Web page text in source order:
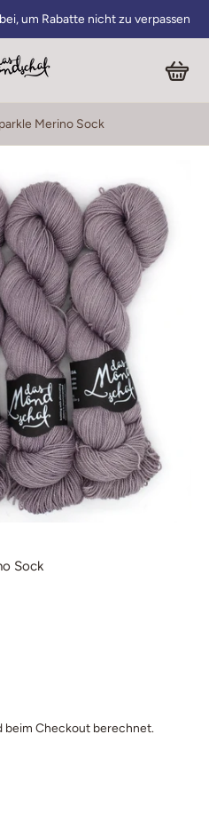
um Rabatte nicht zu verpassen
Merino Sock
Sock
beim Checkout berechnet.